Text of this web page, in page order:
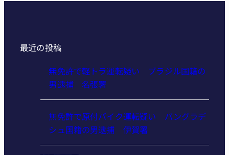
最近の投稿
無免許で軽トラ運転疑い ブラジル国籍の
男逮捕 名張署
無免許で原付バイク運転疑い バングラデ
シュ国籍の男逮捕 伊賀署